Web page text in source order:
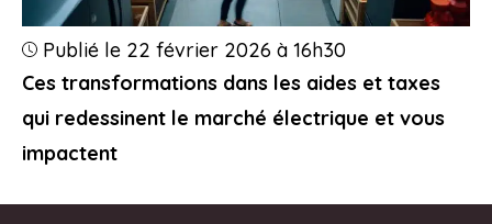
Ces transformations dans les aides et taxes
qui redessinent le marché électrique et vous
impactent
Publié le 22 février 2026 à 16h30